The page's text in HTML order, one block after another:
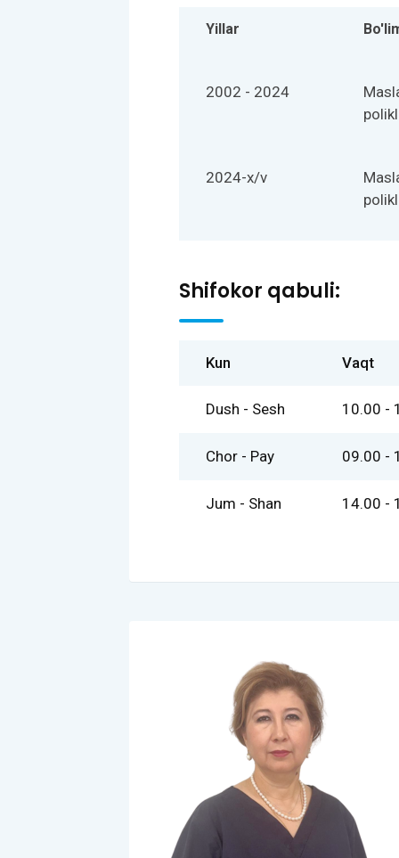
Yillar
2002 - 2024
2024-x/v
Shifokor qabuli:
Kun Vaqt
Dush - Sesh 10.00 -
Chor - Pay 09.00 -
Jum - Shan 14.00 -